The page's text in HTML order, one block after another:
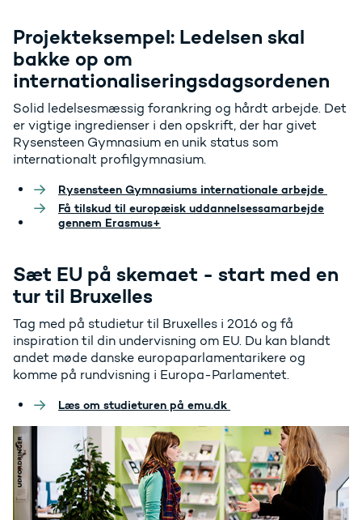
Projekteksempel: Ledelsen skal
bakke op om
internationaliseringsdagsordenen
Solid ledelsesmæssig forankring og hårdt arbejde. Det
er vigtige ingredienser i den opskrift, der har givet
Rysensteen Gymnasium en unik status som
internationalt profilgymnasium.
Rysensteen Gymnasiums internationale arbejde
Få tilskud til europæisk uddannelsessamarbejde
gennem Erasmus+
Sæt EU på skemaet - start med en
tur til Bruxelles
Tag med på studietur til Bruxelles i 2016 og få
inspiration til din undervisning om EU. Du kan blandt
andet møde danske europaparlamentarikere og
komme på rundvisning i Europa-Parlamentet.
Læs om studieturen på emu.dk